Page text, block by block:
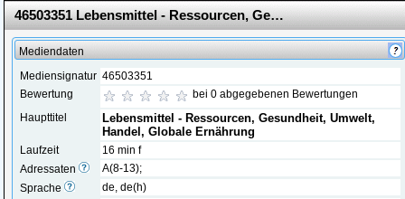
46503351 Lebensmittel - Ressourcen, Gesundheit, Umwelt, Handel, Globale Ernährung
Mediendaten
Mediensignatur 46503351
Bewertung
bei 0 abgegebenen Bewertungen
Haupttitel
Lebensmittel - Ressourcen, Gesundheit, Umwelt,
Handel, Globale Ernährung
Laufzeit
16 min f
Adressaten
A(8-13);
Sprache
de, de(h)